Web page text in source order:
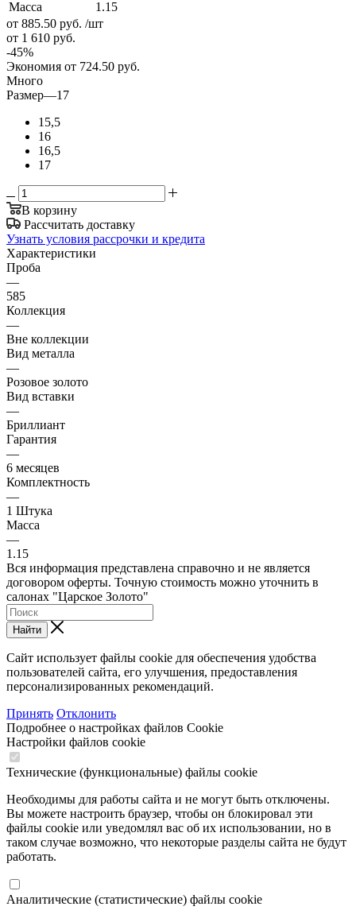
Масса
1.15
от 885.50 руб. /шт
от 1 610 руб.
-45%
Экономия от 724.50 руб.
Много
Размер—17
15,5
16
16,5
17
В корзину
Рассчитать доставку
Узнать условия рассрочки и кредита
Характеристики
Проба
—
585
Коллекция
—
Вне коллекции
Вид металла
—
Розовое золото
Вид вставки
—
Бриллиант
Гарантия
—
6 месяцев
Комплектность
—
1 Штука
Масса
—
1.15
Вся информация представлена справочно и не является
договором оферты. Точную стоимость можно уточнить в
салонах "Царское Золото"
Найти
Сайт использует файлы cookie для обеспечения удобства
пользователей сайта, его улучшения, предоставления
персонализированных рекомендаций.
Принять Отклонить
Подробнее о настройках файлов Cookie
Настройки файлов cookie
Технические (функциональные) файлы cookie
Необходимы для работы сайта и не могут быть отключены.
Вы можете настроить браузер, чтобы он блокировал эти
файлы cookie или уведомлял вас об их использовании, но в
таком случае возможно, что некоторые разделы сайта не будут
работать.
Аналитические (статистические) файлы cookie